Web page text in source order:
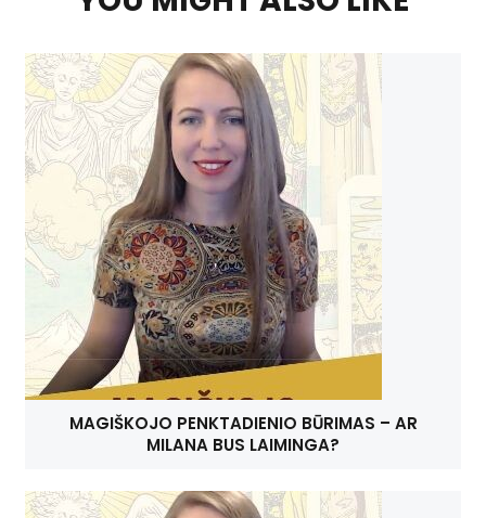
MAGIŠKOJO PENKTADIENIO BŪRIMAS – AR
MILANA BUS LAIMINGA?